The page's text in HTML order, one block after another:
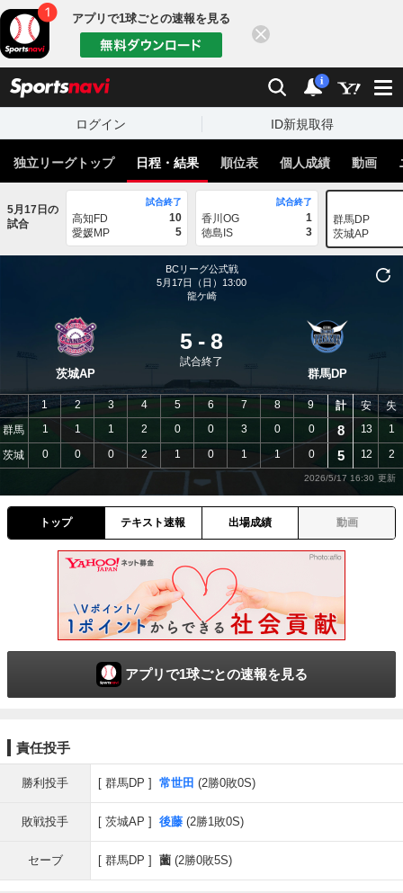
アプリで1球ごとの速報を見る
検索 通知
i
ログイン ID新規取得
独立リーグトップ 日程・結果 順位表 個人成績 動画
5月17日の
試合
試合終了
高知FD
10
愛媛MP
5
試合終了
香川OG
1
徳島IS
3
群馬DP
茨城AP
BCリーグ公式戦
5月17日（日）13:00
龍ケ崎
茨城AP
5 - 8
試合終了
群馬DP
群馬
茨城
1 2 3 4 5 6 7 8
9
1
1 1 2 0 0 3 0
0
0
0 0 2 1 0 1 1 0
計 安 失
8 13 1
5 12 2
2026/5/17 16:30
トップ テキスト速報 出場成績 動画
アプリで1球ごとの速報を見る
責任投手
勝利投手 群馬DP 常世田 (2勝0敗0S)
敗戦投手 茨城AP 後藤 (2勝1敗0S)
セーブ 群馬DP 薗 (2勝0敗5S)